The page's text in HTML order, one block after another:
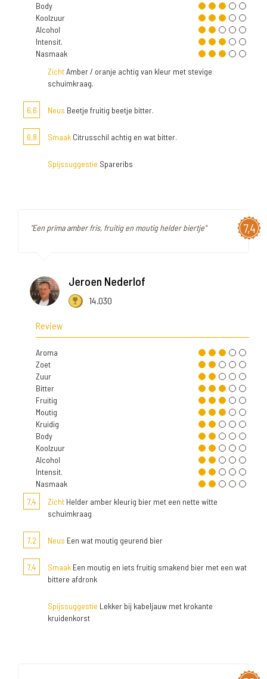
Body
Koolzuur
Alcohol
Intensit.
Nasmaak
ZichtAmber / oranje achtig van kleur met stevige
schuimkraag.
6,6 Neus Beetje fruitig beetje bitter.
6,8 Smaak Citrusschil achtig en wat bitter.
Spijssuggestie Spareribs
7,4
"Een prima amber fris, fruitig en moutig helder biertje"
Jeroen Nederlof
14.030
Review
Aroma
Zoet
Zuur
Bitter
Fruitig
Moutig
Kruidig
Body
Koolzuur
Alcohol
Intensit.
Nasmaak
7,4
Zicht Helder amber kleurig bier met een nette witte
schuimkraag
7,2 Neus Een wat moutig geurend bier
7,4 Smaak Een moutig en iets fruitig smakend bier met een wat
bittere afdronk
Spijssuggestie Lekker bij kabeljauw met krokante
kruidenkorst